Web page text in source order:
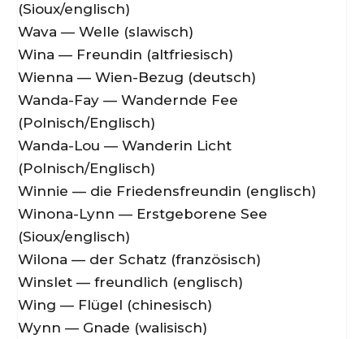
(Sioux/englisch)
Wava — Welle (slawisch)
Wina — Freundin (altfriesisch)
Wienna — Wien-Bezug (deutsch)
Wanda-Fay — Wandernde Fee
(Polnisch/Englisch)
Wanda-Lou — Wanderin Licht
(Polnisch/Englisch)
Winnie — die Friedensfreundin (englisch)
Winona-Lynn — Erstgeborene See
(Sioux/englisch)
Wilona — der Schatz (französisch)
Winslet — freundlich (englisch)
Wing — Flügel (chinesisch)
Wynn — Gnade (walisisch)